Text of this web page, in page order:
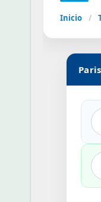
Inicio /